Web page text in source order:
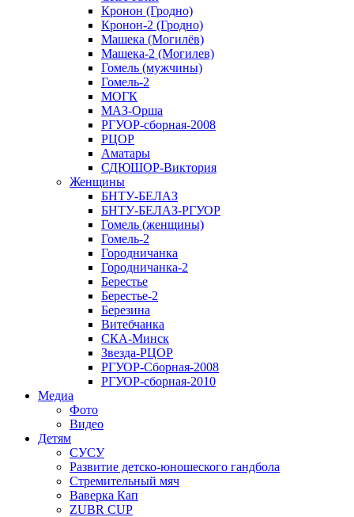
Кронон (Гродно)
Кронон-2 (Гродно)
Машека (Могилёв)
Машека-2 (Могилев)
Гомель (мужчины)
Гомель-2
МОГК
МАЗ-Орша
РГУОР-сборная-2008
РЦОР
Аматары
СДЮШОР-Виктория
Женщины
БНТУ-БЕЛАЗ
БНТУ-БЕЛАЗ-РГУОР
Гомель (женщины)
Гомель-2
Городничанка
Городничанка-2
Берестье
Берестье-2
Березина
Витебчанка
СКА-Минск
Звезда-РЦОР
РГУОР-Сборная-2008
РГУОР-сборная-2010
Медиа
Фото
Видео
Детям
СУСУ
Развитие детско-юношеского гандбола
Стремительный мяч
Ваверка Кап
ZUBR CUP